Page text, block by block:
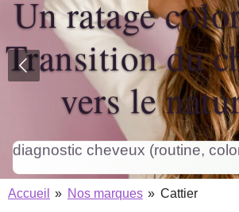
Un ratage
Transition du
vers le
diagnostic cheveux (routine,
Accueil » Nos marques » Cattier